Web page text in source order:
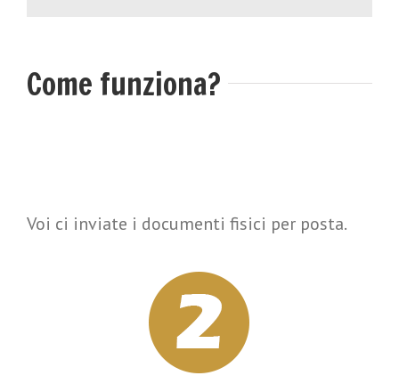
Come funziona?
Voi ci inviate i documenti fisici per posta.